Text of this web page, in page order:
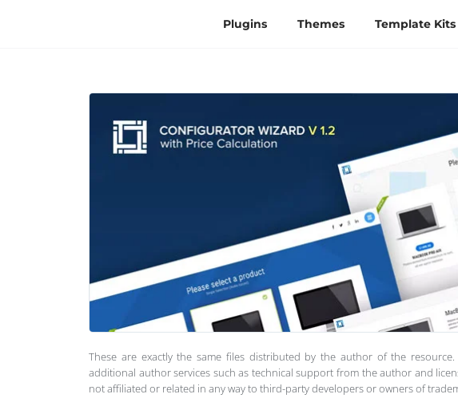
Plugins Themes Template Kits
These are exactly the same files distributed by the author of the
additional author services such as technical support from the author and
not affiliated or related in any way to third-party developers or owners of